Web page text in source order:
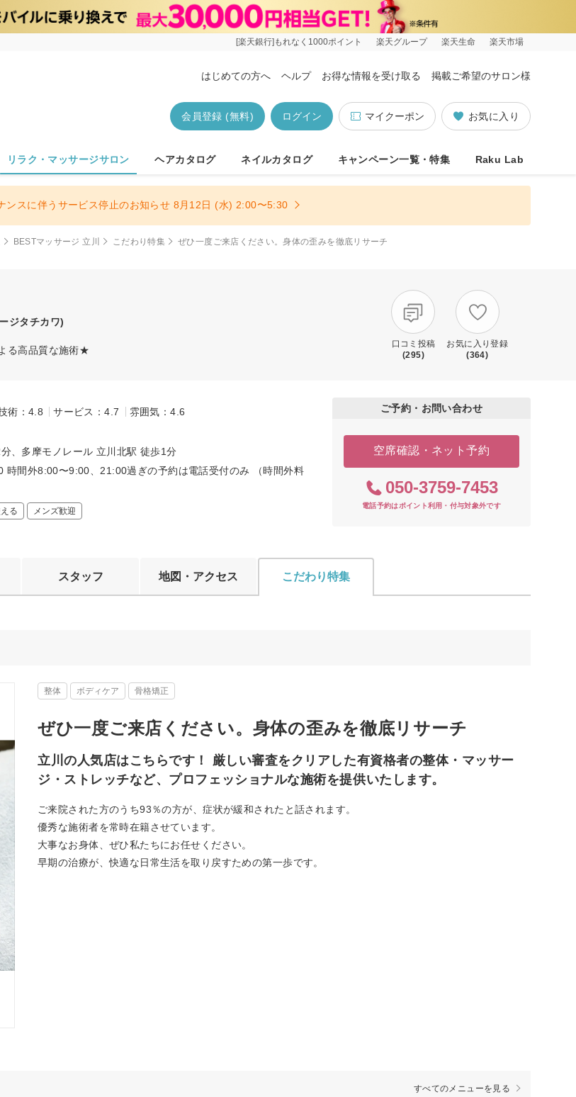
[楽天銀行]もれなく1000ポイント 楽天グループ 楽天生命 楽天市場
はじめての方へ ヘルプ お得な情報を受け取る 掲載ご希望のサロン様
お気に入り
マイクーポン
ログイン
会員登録 (無料)
リラク・マッサージサロン ヘアカタログ ネイルカタログ キャンペーン一覧・特集 Raku Lab
ンスに伴うサービス停止のお知らせ 8月12日 (水) 2:00〜5:30
BESTマッサージ 立川 こだわり特集 ぜひ一度ご来店ください。身体の歪みを徹底リサーチ
ジタチカワ)
る高品質な施術★
口コミ投稿
(295)
お気に入り登録
(364)
術：4.8 サービス：4.7
雰囲気：4.6
、多摩モノレール 立川北駅 徒歩1分
間外8:00〜9:00、21:00過ぎの予約は電話受付のみ （時間外料
る メンズ歓迎
ご予約・お問い合わせ
空席確認・ネット予約
050-3759-7453
電話予約はポイント利用・付与対象外です
スタッフ 地図・アクセス こだわり特集
整体 ボディケア 骨格矯正
ぜひ一度ご来店ください。身体の歪みを徹底リサーチ
立川の人気店はこちらです！ 厳しい審査をクリアした有資格者の整体・マッサー
ジ・ストレッチなど、プロフェッショナルな施術を提供いたします。
ご来院された方のうち93％の方が、症状が緩和されたと話されます。
優秀な施術者を常時在籍させています。
大事なお身体、ぜひ私たちにお任せください。
早期の治療が、快適な日常生活を取り戻すための第一歩です。
すべてのメニューを見る